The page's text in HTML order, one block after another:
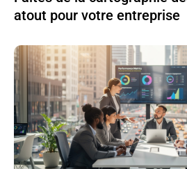
atout pour votre entreprise